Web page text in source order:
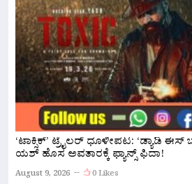
‘ಟಾಕ್ಸಿಕ್’ ಟ್ರೈಲರ್ ಧೂಳೀಪಟ: ‘ಡ್ಯಾಡಿ
ಯಶ್ ಹೊಸ ಅವತಾರಕ್ಕೆ ಫ್ಯಾನ್ಸ್ ಫಿದಾ!
August 9, 2026 0 Likes